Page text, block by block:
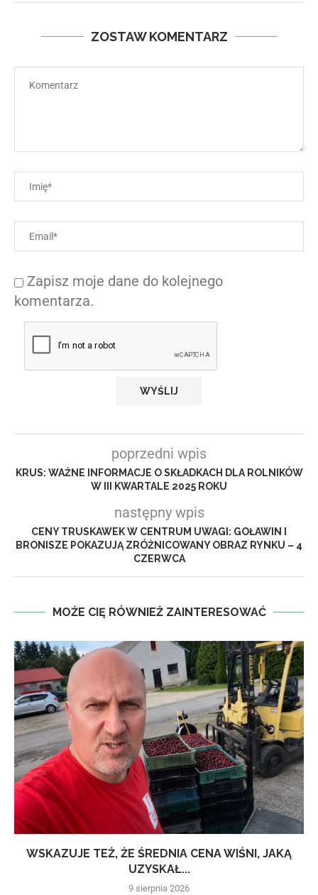
ZOSTAW KOMENTARZ
Zapisz moje dane do kolejnego
komentarza.
poprzedni wpis
KRUS: WAŻNE INFORMACJE O SKŁADKACH DLA ROLNIKÓW
W III KWARTALE 2025 ROKU
następny wpis
CENY TRUSKAWEK W CENTRUM UWAGI: GOŁAWIN I
BRONISZE POKAZUJĄ ZRÓŻNICOWANY OBRAZ RYNKU – 4
CZERWCA
MOŻE CIĘ RÓWNIEŻ ZAINTERESOWAĆ
WSKAZUJE TEŻ, ŻE ŚREDNIA CENA WIŚNI, JAKĄ
UZYSKAŁ...
9 sierpnia 2026